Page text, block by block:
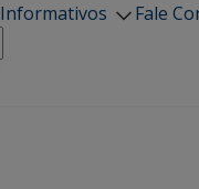
Informativos Fale